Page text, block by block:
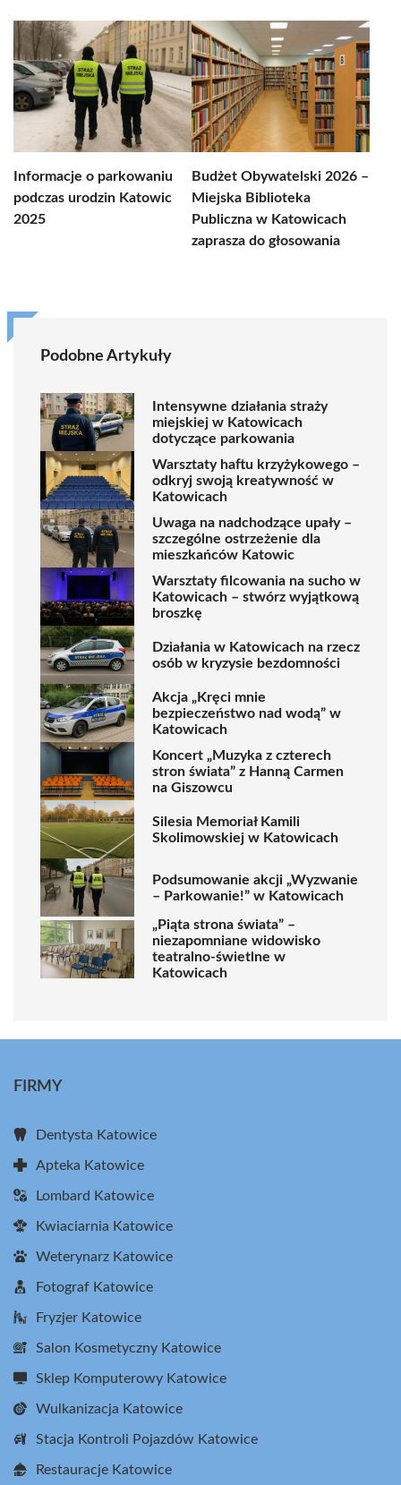
Informacje o parkowaniu
podczas urodzin Katowic
2025
Budżet Obywatelski 2026 –
Miejska Biblioteka
Publiczna w Katowicach
zaprasza do głosowania
Podobne Artykuły
Intensywne działania straży
miejskiej w Katowicach
dotyczące parkowania
Warsztaty haftu krzyżykowego –
odkryj swoją kreatywność w
Katowicach
Uwaga na nadchodzące upały –
szczególne ostrzeżenie dla
mieszkańców Katowic
Warsztaty filcowania na sucho w
Katowicach – stwórz wyjątkową
broszkę
Działania w Katowicach na rzecz
osób w kryzysie bezdomności
Akcja „Kręci mnie
bezpieczeństwo nad wodą” w
Katowicach
Koncert „Muzyka z czterech
stron świata” z Hanną Carmen
na Giszowcu
Silesia Memoriał Kamili
Skolimowskiej w Katowicach
Podsumowanie akcji „Wyzwanie
– Parkowanie!” w Katowicach
„Piąta strona świata” –
niezapomniane widowisko
teatralno-świetlne w
Katowicach
FIRMY
Dentysta Katowice
Apteka Katowice
Lombard Katowice
Kwiaciarnia Katowice
Weterynarz Katowice
Fotograf Katowice
Fryzjer Katowice
Salon Kosmetyczny Katowice
Sklep Komputerowy Katowice
Wulkanizacja Katowice
Stacja Kontroli Pojazdów Katowice
Restauracje Katowice